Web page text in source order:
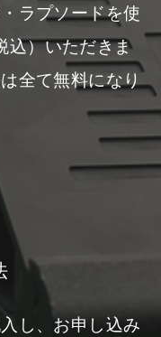
ラプソードを使
込）いただきま
全て無料になり
し、お申し込み